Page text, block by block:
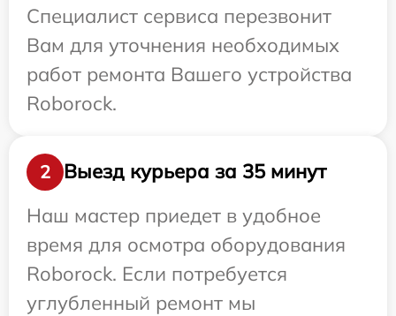
Специалист сервиса перезвонит
Вам для уточнения необходимых
работ ремонта Вашего устройства
Roborock.
2
Выезд курьера за 35 минут
Наш мастер приедет в удобное
время для осмотра оборудования
Roborock. Если потребуется
углубленный ремонт мы